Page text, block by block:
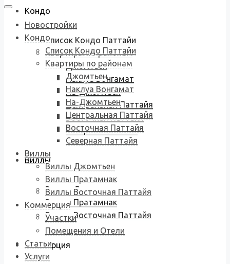
Кондо
Список Кондо Паттайи
Квартиры по районам
Джомтьен
Наклуа Вонгамат
На-Джомтьен
Центральная Паттайя
Восточная Паттайя
Северная Паттайя
Виллы
Виллы Джомтьен
Виллы Пратамнак
Виллы Восточная Паттайя
Коммерция
Новостройки
Кондо
Список Кондо Паттайи
Квартиры по районам
Джомтьен
Наклуа Вонгамат
На-Джомтьен
Центральная Паттайя
Восточная Паттайя
Северная Паттайя
Виллы
Виллы Джомтьен
Виллы Пратамнак
Виллы Восточная Паттайя
Коммерция
Участки
Помещения и Отели
Статьи
Услуги